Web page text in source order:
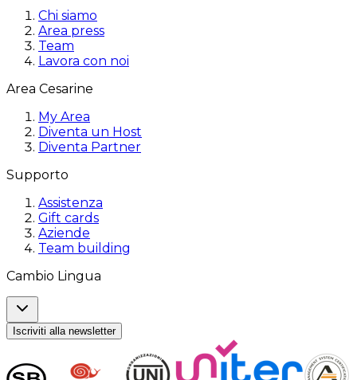
Chi siamo
Area press
Team
Lavora con noi
Area Cesarine
My Area
Diventa un Host
Diventa Partner
Supporto
Assistenza
Gift cards
Aziende
Team building
Cambio Lingua
Iscriviti alla newsletter